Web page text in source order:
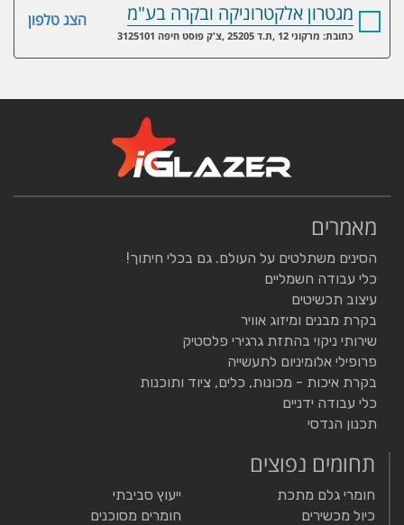
הצג טלפון מגטרון אלקטרוניקה ובקרה בע"מ
כתובת: מרקוני 12 ,ת.ד 25205 ,צ'ק פוסט חיפה 3125101
מאמרים
הסינים משתלטים על העולם. גם בכלי חיתוך!
כלי עבודה חשמליים
עיצוב תכשיטים
בקרת מבנים ומיזוג אוויר
שירותי ניקוי בהתזת גרגירי פלסטיק
פרופילי אלומיניום לתעשייה
בקרת איכות - מכונות, כלים, ציוד ותוכנות
כלי עבודה ידניים
תכנון הנדסי
תחומים נפוצים
חומרי גלם מתכת
כיול מכשירים
ייעוץ סביבתי
חומרים מסוכנים